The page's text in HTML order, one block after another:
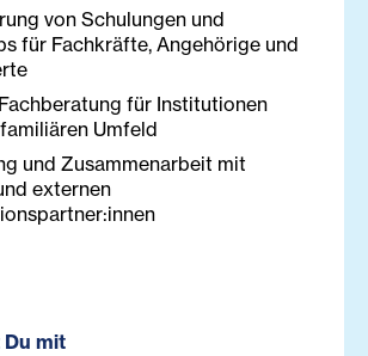
von Schulungen und
für Fachkräfte, Angehörige und
für Institutionen
Umfeld
und Zusammenarbeit mit
externen
mit